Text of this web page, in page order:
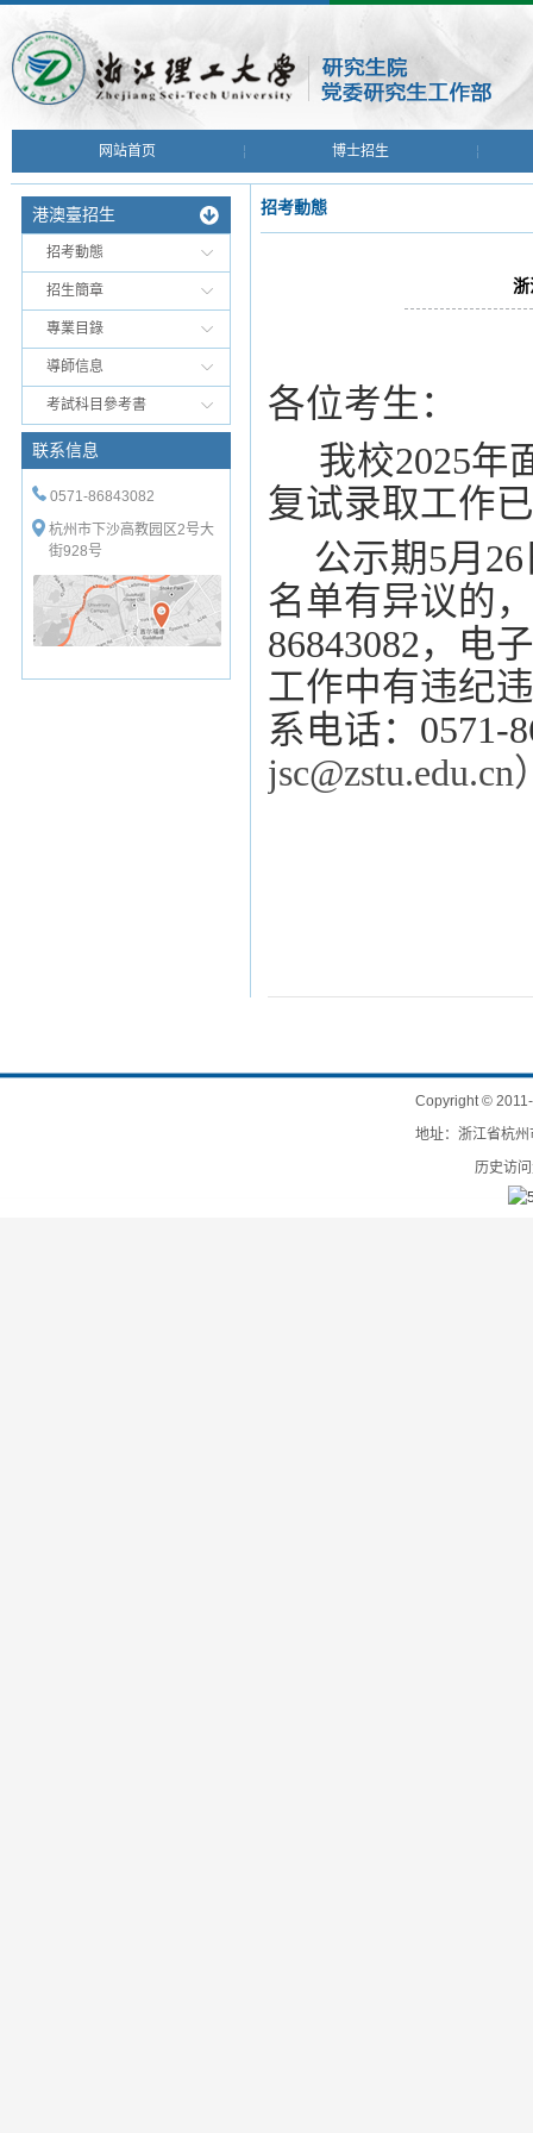
网站首页 博士招生
港澳臺招生
招考動態
招生簡章
專業目錄
導師信息
考試科目參考書
联系信息
0571-86843082
杭州市下沙高教园区2号大
街928号
招考動態
浙
各位考生：
我校2025年
复试录取工作
公示期5月 26
名单有异议的
86843082，电
工作中有违纪
系电话： 0571-
jsc@zstu.edu.cn
Copyright©
地址：浙江省杭
历史访